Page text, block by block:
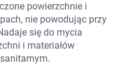
powierzchnie i
nie powodując przy
się do mycia
i materiałów